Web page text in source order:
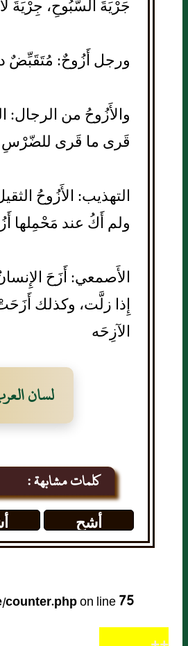
جَرْيَةَ السَّبُوحِ، جِرْيَةَ
ورجل أَزُوحٌ:
والأَزُوحُ من الرجال:
قَرى ما قَرى للضّرْسِ
التهذيب: الأَزُوحُ
ولم أَكُ عند مَحْمِلها
الأَصمعي: أَزَحَ
إِذا زلَّت، وكذلك
الآزِحَه
لسان
كلمات مشابهة :
أشح
counter.phpon line75